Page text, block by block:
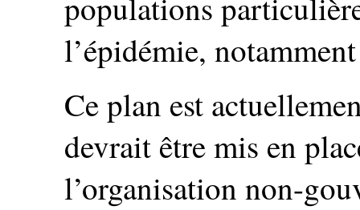
l’épidémie,
Ce plan est
devrait être mis en
l’organisation non-